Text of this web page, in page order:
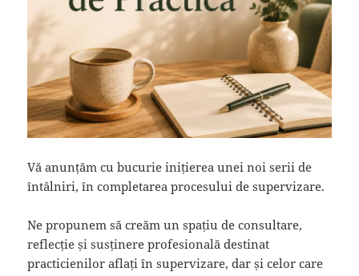
Vă anunțăm cu bucurie inițierea unei noi serii de
întâlniri, în completarea procesului de supervizare.
Ne propunem să creăm un spațiu de consultare,
reflecție și susținere profesională destinat
practicienilor aflați în supervizare, dar și celor care